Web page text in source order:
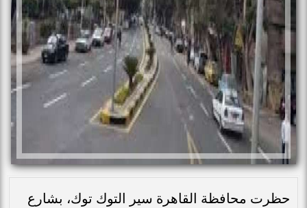
حظرت محافظة القاهرة سير التوك توك، بشارع